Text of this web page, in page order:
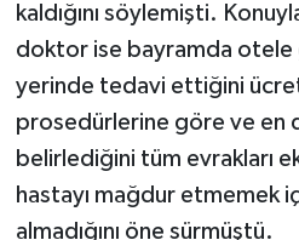
kaldığını söylemişti.
doktor ise bayramda otele
yerinde tedavi ettiğini
prosedürlerine göre ve en
belirlediğini tüm evrakları
hastayı mağdur etmemek
almadığını öne sürmüştü.